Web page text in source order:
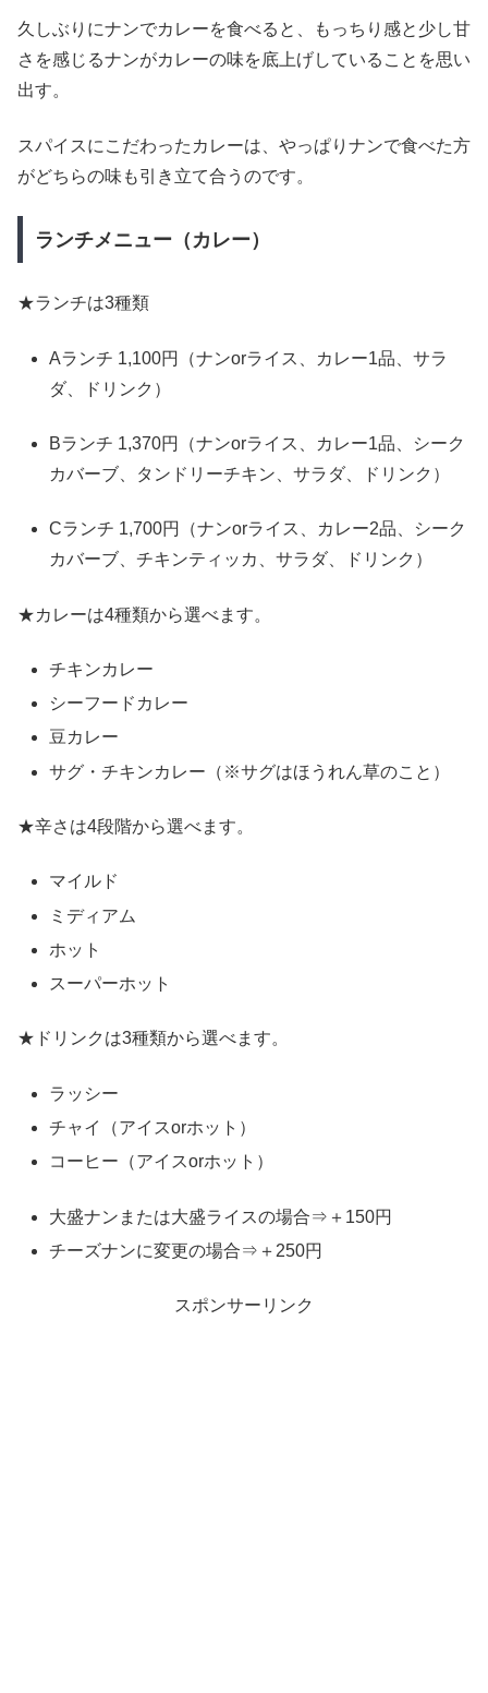
久しぶりにナンでカレーを食べると、もっちり感と少し甘
さを感じるナンがカレーの味を底上げしていることを思い
出す。
スパイスにこだわったカレーは、やっぱりナンで食べた方
がどちらの味も引き立て合うのです。
ランチメニュー（カレー）
★ランチは3種類
Aランチ 1,100円（ナンorライス、カレー1品、サラ
ダ、ドリンク）
Bランチ 1,370円（ナンorライス、カレー1品、シーク
カバーブ、タンドリーチキン、サラダ、ドリンク）
Cランチ 1,700円（ナンorライス、カレー2品、シーク
カバーブ、チキンティッカ、サラダ、ドリンク）
★カレーは4種類から選べます。
チキンカレー
シーフードカレー
豆カレー
サグ・チキンカレー（※サグはほうれん草のこと）
★辛さは4段階から選べます。
マイルド
ミディアム
ホット
スーパーホット
★ドリンクは3種類から選べます。
ラッシー
チャイ（アイスorホット）
コーヒー（アイスorホット）
大盛ナンまたは大盛ライスの場合⇒＋150円
チーズナンに変更の場合⇒＋250円
スポンサーリンク